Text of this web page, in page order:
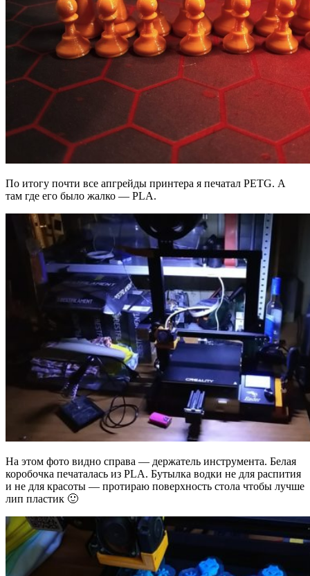
По итогу почти все апгрейды принтера я печатал PETG. А
там где его было жалко — PLA.
На этом фото видно справа — держатель инструмента. Белая
коробочка печаталась из PLA. Бутылка водки не для распития
и не для красоты — протираю поверхность стола чтобы лучше
лип пластик 🙂